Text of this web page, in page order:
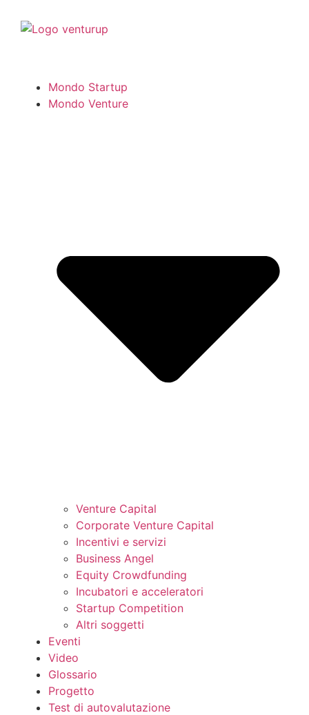
Mondo Startup
Mondo Venture
Venture Capital
Corporate Venture Capital
Incentivi e servizi
Business Angel
Equity Crowdfunding
Incubatori e acceleratori
Startup Competition
Altri soggetti
Eventi
Video
Glossario
Progetto
Test di autovalutazione